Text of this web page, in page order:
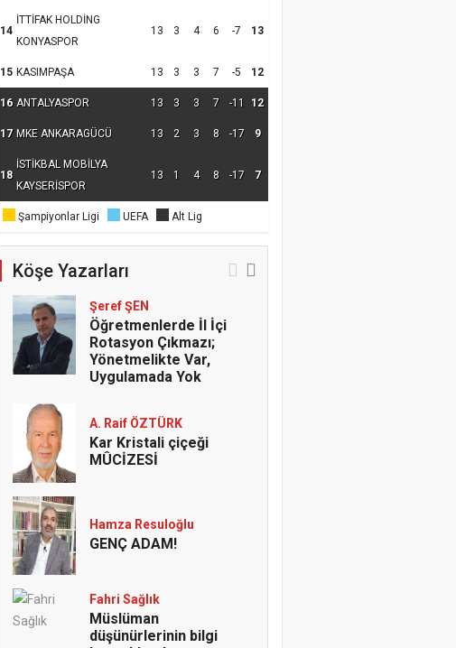
14
İTTİFAK HOLDİNG
KONYASPOR
13 3 4 6 -7 13
15 KASIMPAŞA 13 3 3 7 -5 12
16 ANTALYASPOR 13 3 3 7 -11 12
17 MKE ANKARAGÜCÜ 13 2 3 8 -17 9
18
İSTİKBAL MOBİLYA
KAYSERİSPOR
13 1 4 8 -17 7
Şampiyonlar Ligi UEFA Alt Lig
Köşe Yazarları
Şeref ŞEN
Öğretmenlerde İl İçi
Rotasyon Çıkmazı;
Yönetmelikte Var,
Uygulamada Yok
A. Raif ÖZTÜRK
Kar Kristali çiçeği
MÛCİZESİ
Hamza Resuloğlu
GENÇ ADAM!
Fahri Sağlık
Müslüman
düşünürlerinin bilgi